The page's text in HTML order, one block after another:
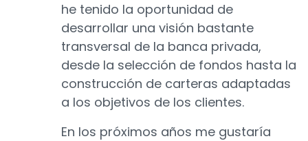
he tenido la oportunidad de
desarrollar una visión bastante
transversal de la banca privada,
desde la selección de fondos hasta la
construcción de carteras adaptadas
a los objetivos de los clientes.
En los próximos años me gustaría